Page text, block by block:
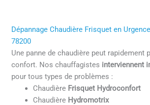
Dépannage Chaudière Frisquet en
78200
Une panne de chaudière peut rapidement
confort. Nos chauffagistes interviennent
pour tous types de problèmes :
Chaudière Frisquet Hydroconfort
Chaudière Hydromotrix